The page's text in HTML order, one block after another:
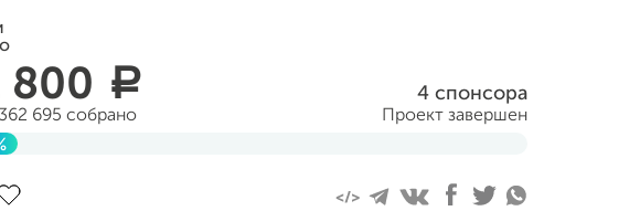
800 a
695 собрано
4 спонсора
Проект завершен